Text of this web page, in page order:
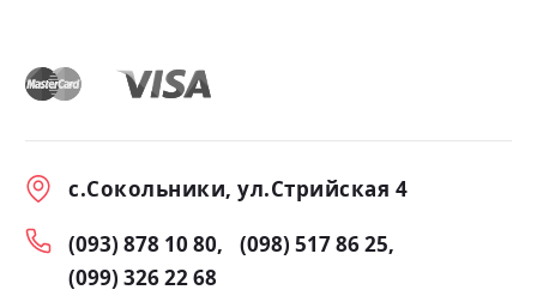
с.Сокольники, ул.Стрийская 4
(093) 878 10 80
(098) 517 86 25
(099) 326 22 68